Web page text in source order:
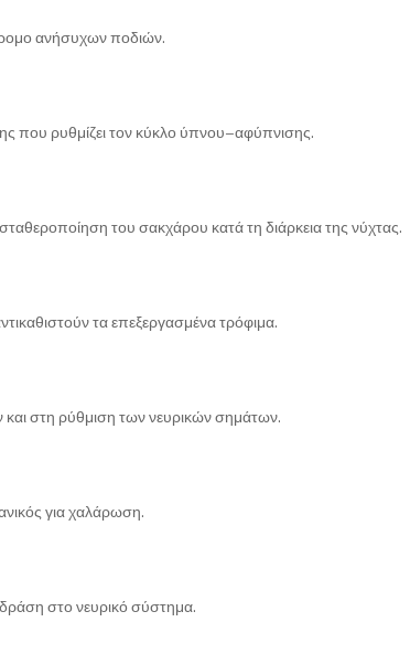
ανήσυχων ποδιών.
που ρυθμίζει τον κύκλο ύπνου–αφύπνισης.
του σακχάρου κατά τη διάρκεια της νύχτας.
τα επεξεργασμένα τρόφιμα.
στη ρύθμιση των νευρικών σημάτων.
για χαλάρωση.
στο νευρικό σύστημα.